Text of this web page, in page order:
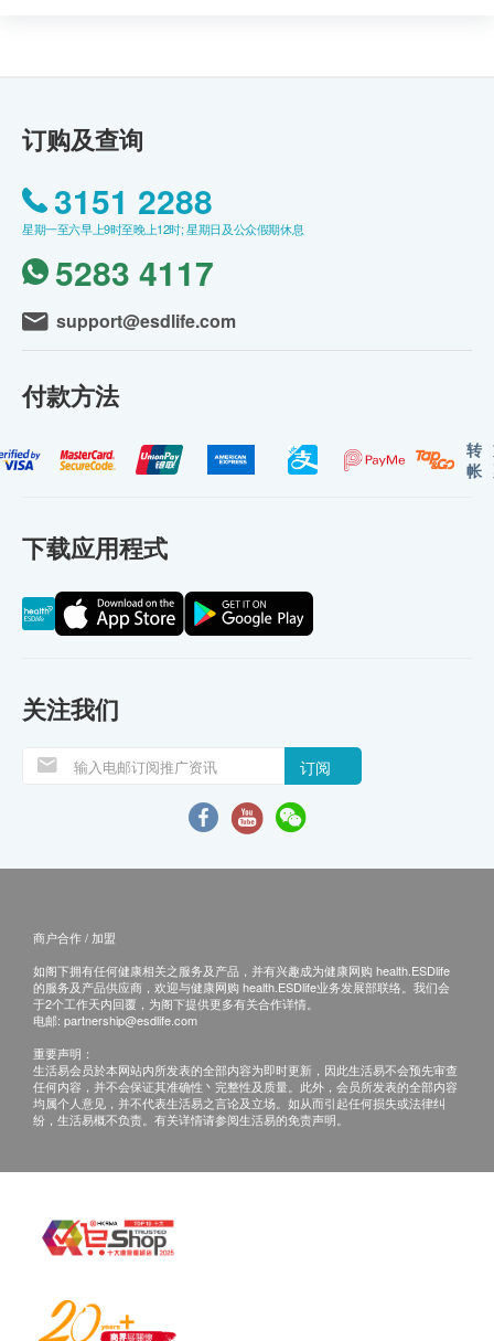
订购及查询
3151 2288
星期一至六早上9时至晚上12时; 星期日及公众假期休息
5283 4117
support@esdlife.com
付款方法
转
帐
下载应用程式
关注我们
订阅
商户合作 / 加盟
如阁下拥有任何健康相关之服务及产品，并有兴趣成为健康网购 health.ESDlife
的服务及产品供应商，欢迎与健康网购 health.ESDlife业务发展部联络。我们会
于2个工作天内回覆，为阁下提供更多有关合作详情。
电邮: partnership@esdlife.com
重要声明：
生活易会员於本网站内所发表的全部内容为即时更新，因此生活易不会预先审查
任何内容，并不会保证其准确性丶完整性及质量。此外，会员所发表的全部内容
均属个人意见，并不代表生活易之言论及立场。如从而引起任何损失或法律纠
纷，生活易概不负责。有关详情请参阅生活易的免责声明。